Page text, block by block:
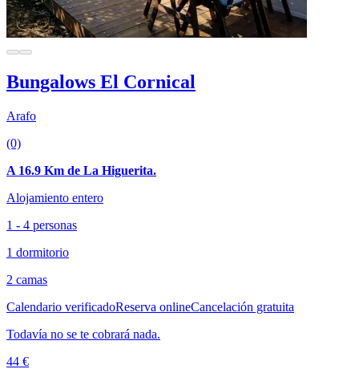
Bungalows El Cornical
Arafo
(0)
A 16.9 Km de La Higuerita.
Alojamiento entero
1 - 4 personas
1 dormitorio
2 camas
Calendario verificadoReserva onlineCancelación gratuita
Todavía no se te cobrará nada.
44 €